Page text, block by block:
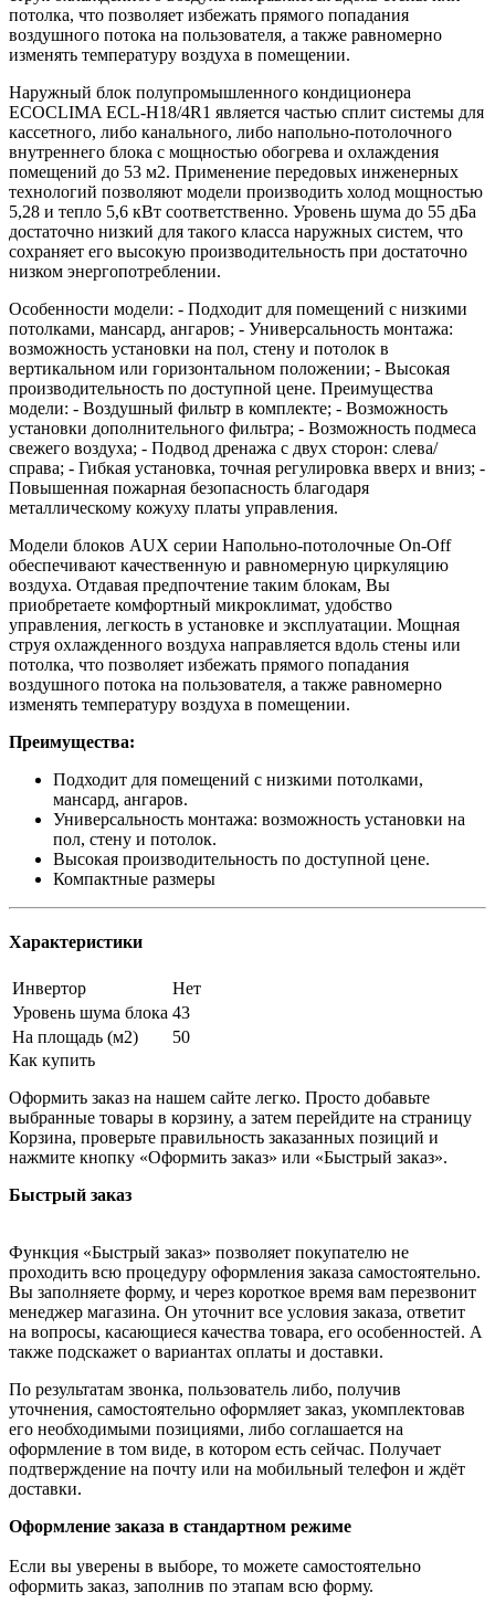
потолка, что позволяет избежать прямого попадания
воздушного потока на пользователя, а также равномерно
изменять температуру воздуха в помещении.
Наружный блок полупромышленного кондиционера
ECOCLIMA ECL-H18/4R1 является частью сплит системы для
кассетного, либо канального, либо напольно-потолочного
внутреннего блока с мощностью обогрева и охлаждения
помещений до 53 м2. Применение передовых инженерных
технологий позволяют модели производить холод мощностью
5,28 и тепло 5,6 кВт соответственно. Уровень шума до 55 дБа
достаточно низкий для такого класса наружных систем, что
сохраняет его высокую производительность при достаточно
низком энергопотреблении.
Особенности модели: - Подходит для помещений с низкими
потолками, мансард, ангаров; - Универсальность монтажа:
возможность установки на пол, стену и потолок в
вертикальном или горизонтальном положении; - Высокая
производительность по доступной цене. Преимущества
модели: - Воздушный фильтр в комплекте; - Возможность
установки дополнительного фильтра; - Возможность подмеса
свежего воздуха; - Подвод дренажа с двух сторон: слева/
справа; - Гибкая установка, точная регулировка вверх и вниз; -
Повышенная пожарная безопасность благодаря
металлическому кожуху платы управления.
Модели блоков AUX серии Напольно-потолочные On-Off
обеспечивают качественную и равномерную циркуляцию
воздуха. Отдавая предпочтение таким блокам, Вы
приобретаете комфортный микроклимат, удобство
управления, легкость в установке и эксплуатации. Мощная
струя охлажденного воздуха направляется вдоль стены или
потолка, что позволяет избежать прямого попадания
воздушного потока на пользователя, а также равномерно
изменять температуру воздуха в помещении.
Преимущества:
Подходит для помещений с низкими потолками,
мансард, ангаров.
Универсальность монтажа: возможность установки на
пол, стену и потолок.
Высокая производительность по доступной цене.
Компактные размеры
Характеристики
Инвертор
Нет
Уровень шума блока 43
На площадь (м2)
50
Как купить
Оформить заказ на нашем сайте легко. Просто добавьте
выбранные товары в корзину, а затем перейдите на страницу
Корзина, проверьте правильность заказанных позиций и
нажмите кнопку «Оформить заказ» или «Быстрый заказ».
Быстрый заказ
Функция «Быстрый заказ» позволяет покупателю не
проходить всю процедуру оформления заказа самостоятельно.
Вы заполняете форму, и через короткое время вам перезвонит
менеджер магазина. Он уточнит все условия заказа, ответит
на вопросы, касающиеся качества товара, его особенностей. А
также подскажет о вариантах оплаты и доставки.
По результатам звонка, пользователь либо, получив
уточнения, самостоятельно оформляет заказ, укомплектовав
его необходимыми позициями, либо соглашается на
оформление в том виде, в котором есть сейчас. Получает
подтверждение на почту или на мобильный телефон и ждёт
доставки.
Оформление заказа в стандартном режиме
Если вы уверены в выборе, то можете самостоятельно
оформить заказ, заполнив по этапам всю форму.